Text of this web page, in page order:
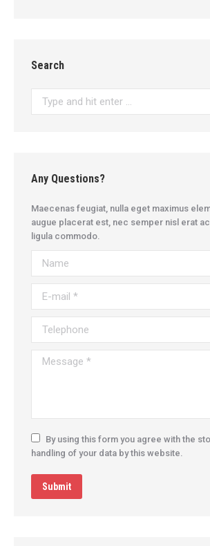
Search
Any Questions?
Maecenas feugiat, nulla eget maximus
augue placerat est, nec semper nisl erat
ligula commodo.
Name
E-mail *
Telephone
Message *
By using this form you agree with the
handling of your data by this website.
Submit